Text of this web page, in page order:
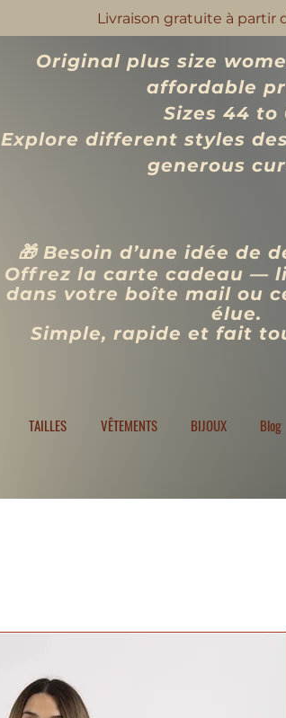
Original plus size
affordable
Sizes 44 to
Explore different styles
generous
🎁 Besoin d’une idée de
Offrez la carte cadeau —
dans votre boîte mail ou
élue.
Simple, rapide et fait
TAILLES VÊTEMENTS BIJOUX Blog
Livraison gratuite à partir